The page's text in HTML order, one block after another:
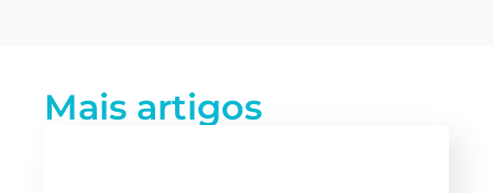
Mais artigos